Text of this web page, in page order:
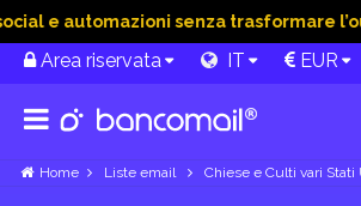
e automazioni senza trasformare
Area riservata IT EUR
Home Liste email Chiese e Culti vari Stati